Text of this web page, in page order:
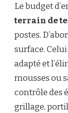
Le budget
terrain de
postes.
surface.
adapté et
mousses ou
contrôle des
grillage,